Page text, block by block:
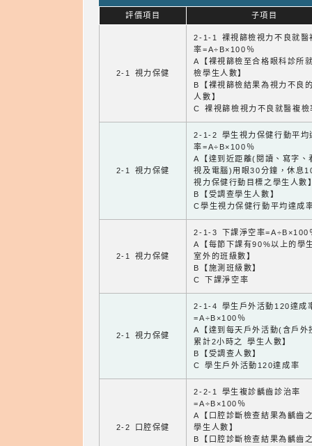
評價項目 子項目
2-1 視力保健
2-1-1 裸視篩檢視力不良就醫
率=A÷B×100％
A【裸視篩檢至合格眼科診所
檢學生人數】
B【裸視篩檢結果為視力不良
人數】
C 裸視篩檢視力不良就醫複檢
2-1 視力保健
2-1-2 學生視力保健行動平均
率=A÷B×100％
A【達到近距離(閱讀、寫字、
視及電腦)用眼30分鐘，休息
視力保健行動目標之學生人數
B【受調查學生人數】
C學生視力保健行動平均達成
2-1 視力保健
2-1-3 下課淨空率=A÷B×100
A【每節下課有90%以上的學
室外的班級數】
B【施測班級數】
C 下課淨空率
2-1 視力保健
2-1-4 學生戶外活動120達成
=A÷B×100％
A【達到每天戶外活動(含戶外
累計2小時之 學生人數】
B【受調查人數】
C 學生戶外活動120達成率
2-2 口腔保健
2-2-1 學生複診齲齒診治率
=A÷B×100％
A【口腔診斷檢查結果為齲齒
學生人數】
B【口腔診斷檢查結果為齲齒